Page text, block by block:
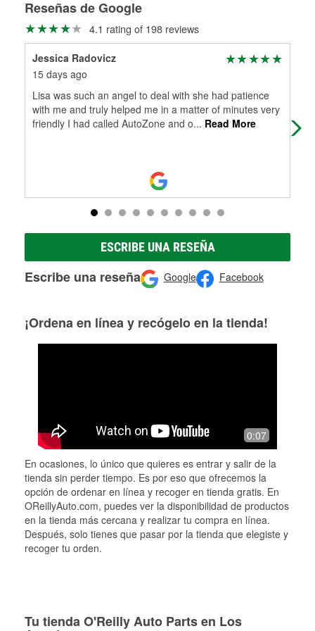
Más información sobre el Programa de Préstamo de
Herramientas de O'Reilly
medirán tus tambores o discos para determinar si pueden
ser rectificados con seguridad. Si tus tambores o discos no
pueden ser reutilizados, podemos ayudarte a encontrar las
partes de reemplazo correctas para tu reparación.
Rectificación de tambores y discos de freno
Reseñas de Google
4.1 rating of 198 reviews
Jessica Radovicz
15 days ago
Lisa was such an angel to deal with she had patience
with me and truly helped me in a matter of minutes very
friendly I had called AutoZone and o... Read More
ESCRIBE UNA RESEÑA
Escribe una reseña Google Facebook
¡Ordena en línea y recógelo en la tienda!
0:07
En ocasiones, lo único que quieres es entrar y salir de la
tienda sin perder tiempo. Es por eso que ofrecemos la
opción de ordenar en línea y recoger en tienda gratis. En
OReillyAuto.com, puedes ver la disponibilidad de productos
en la tienda más cercana y realizar tu compra en línea.
Después, solo tienes que pasar por la tienda que elegiste y
recoger tu orden.
Tu tienda O'Reilly Auto Parts en Los